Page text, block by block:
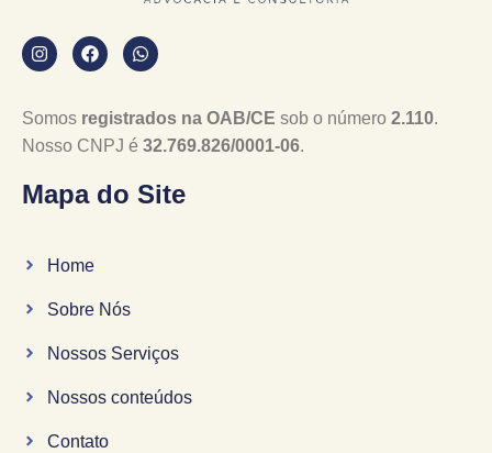
Somos registrados na OAB/CE sob o número 2.110.
Nosso CNPJ é 32.769.826/0001-06.
Mapa do Site
Home
Sobre Nós
Nossos Serviços
Nossos conteúdos
Contato